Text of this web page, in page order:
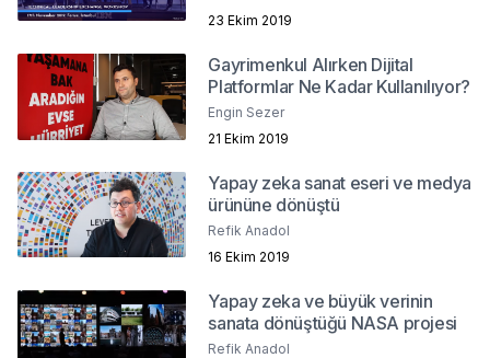
23 Ekim 2019
Gayrimenkul Alırken Dijital
Platformlar Ne Kadar Kullanılıyor?
Engin Sezer
21 Ekim 2019
Yapay zeka sanat eseri ve medya
ürününe dönüştü
Refik Anadol
16 Ekim 2019
Yapay zeka ve büyük verinin
sanata dönüştüğü NASA projesi
Refik Anadol